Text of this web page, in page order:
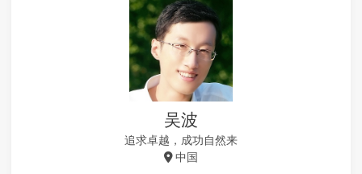
吴波
追求卓越，成功自然来
中国